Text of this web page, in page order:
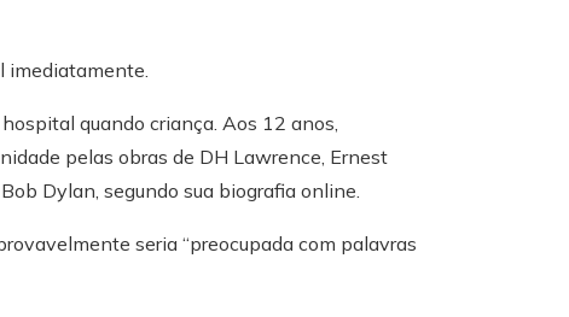
imediatamente.
quando criança. Aos 12 anos,
pelas obras de DH Lawrence, Ernest
Dylan, segundo sua biografia online.
seria “preocupada com palavras